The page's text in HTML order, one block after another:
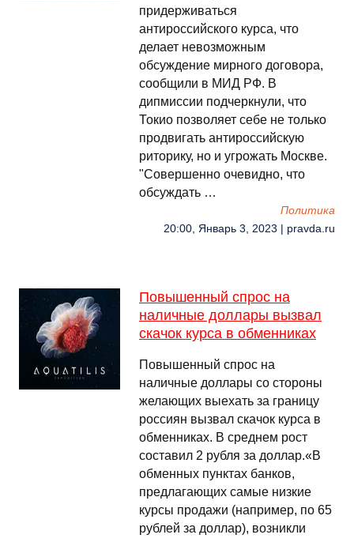
придерживаться
антироссийского курса, что
делает невозможным
обсуждение мирного договора,
сообщили в МИД РФ. В
дипмиссии подчеркнули, что
Токио позволяет себе не только
продвигать антироссийскую
риторику, но и угрожать Москве.
"Совершенно очевидно, что
обсуждать …
Политика
20:00, Январь 3, 2023 | pravda.ru
Повышенный спрос на
наличные доллары вызвал
скачок курса в обменниках
Повышенный спрос на
наличные доллары со стороны
желающих выехать за границу
россиян вызвал скачок курса в
обменниках. В среднем рост
составил 2 рубля за доллар.«В
обменных пунктах банков,
предлагающих самые низкие
курсы продажи (например, по 65
рублей за доллар), возникли